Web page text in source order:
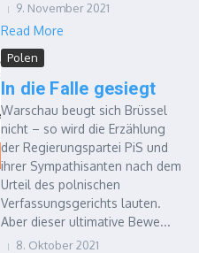
9. November 2021
Read More
Polen
In die Falle gesiegt
Warschau beugt sich Brüssel
nicht – so wird die Erzählung
der Regierungspartei PiS und
ihrer Sympathisanten nach dem
Urteil des polnischen
Verfassungsgerichts lauten.
Aber dieser ultimative Bewe...
8. Oktober 2021